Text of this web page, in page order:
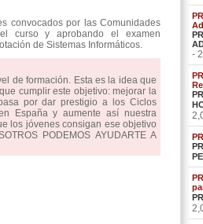
convocados por las Comunidades
curso y aprobando el examen
de Sistemas Informáticos.
de formación. Esta es la idea que
cumplir este objetivo: mejorar la
por dar prestigio a los Ciclos
España y aumente así nuestra
los jóvenes consigan ese objetivo
PODEMOS AYUDARTE A
-